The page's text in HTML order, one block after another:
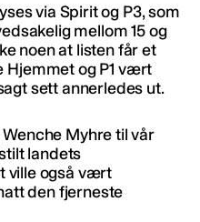
via Spirit og P3, som
mellom 15 og
noen at listen får et
Hjemmet og P1 vært
sett annerledes ut.
Myhre til vår
landets
ville også vært
den fjerneste